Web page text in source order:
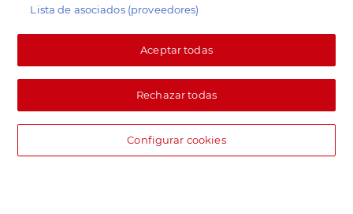
Lista de asociados (proveedores)
Aceptar todas
Rechazar todas
Configurar cookies